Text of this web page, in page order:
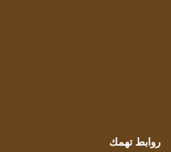
روابط تهمك